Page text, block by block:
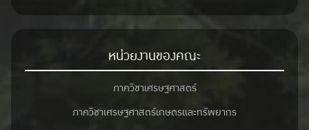
หน่วยงานของคณะ
ภาควิชาเศรษฐศาสตร์
ภาควิชาเศรษฐศาสตร์เกษตรและทรัพยากร